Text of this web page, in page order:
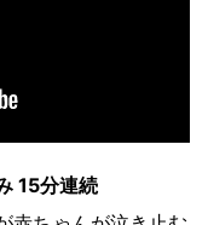
15分連続